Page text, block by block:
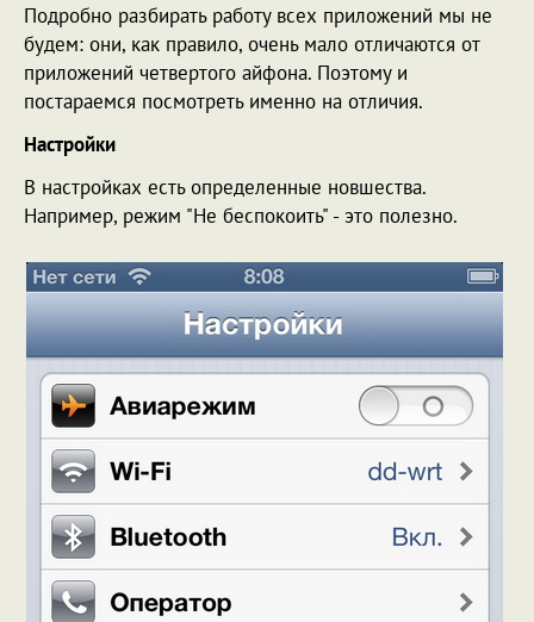
Подробно разбирать работу всех приложений мы не
будем: они, как правило, очень мало отличаются от
приложений четвертого айфона. Поэтому и
постараемся посмотреть именно на отличия.
Настройки
В настройках есть определенные новшества.
Например, режим "Не беспокоить" - это полезно.